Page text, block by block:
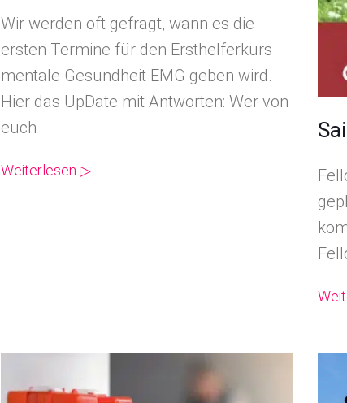
Wir werden oft gefragt, wann es die
ersten Termine für den Ersthelferkurs
mentale Gesundheit EMG geben wird.
Hier das UpDate mit Antworten: Wer von
euch
Weiterlesen ▷